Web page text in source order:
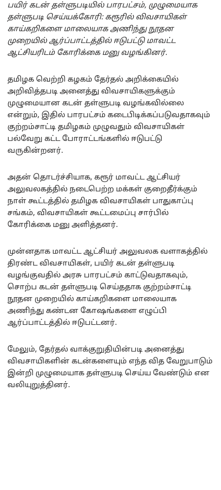
பயிர் கடன் தள்ளுபடியில் பாரபட்சம், முழுமையாக
தள்ளுபடி செய்யக்கோரி: கரூரில் விவசாயிகள்
காய்கறிகளை மாலையாக அணிந்து நூதன
முறையில் ஆர்ப்பாட்டத்தில் ஈடுபட்டு மாவட்ட
ஆட்சியரிடம் கோரிக்கை மனு வழங்கினர்.
தமிழக வெற்றி கழகம் தேர்தல் அறிக்கையில்
அறிவித்தபடி அனைத்து விவசாயிகளுக்கும்
முழுமையான கடன் தள்ளுபடி வழங்கவில்லை
என்றும், இதில் பாரபட்சம் கடைபிடிக்கப்படுவதாகவும்
குற்றம்சாட்டி தமிழகம் முழுவதும் விவசாயிகள்
பல்வேறு கட்ட போராட்டங்களில் ஈடுபட்டு
வருகின்றனர்.
அதன் தொடர்ச்சியாக, கரூர் மாவட்ட ஆட்சியர்
அலுவலகத்தில் நடைபெற்ற மக்கள் குறைதீர்க்கும்
நாள் கூட்டத்தில் தமிழக விவசாயிகள் பாதுகாப்பு
சங்கம், விவசாயிகள் கூட்டமைப்பு சார்பில்
கோரிக்கை மனு அளித்தனர்.
முன்னதாக மாவட்ட ஆட்சியர் அலுவலக வளாகத்தில்
திரண்ட விவசாயிகள், பயிர் கடன் தள்ளுபடி
வழங்குவதில் அரசு பாரபட்சம் காட்டுவதாகவும்,
சொற்ப கடன் தள்ளுபடி செய்ததாக குற்றம்சாட்டி
நூதன முறையில் காய்கறிகளை மாலையாக
அணிந்து கண்டன கோஷங்களை எழுப்பி
ஆர்ப்பாட்டத்தில் ஈடுபட்டனர்.
மேலும், தேர்தல் வாக்குறுதியின்படி அனைத்து
விவசாயிகளின் கடன்களையும் எந்த வித வேறுபாடும்
இன்றி முழுமையாக தள்ளுபடி செய்ய வேண்டும் என
வலியுறுத்தினர்.